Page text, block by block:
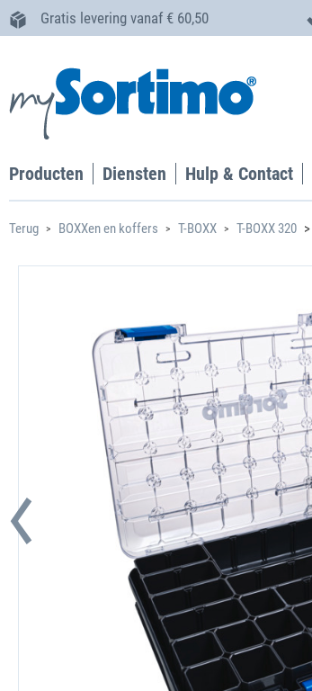
Gratis levering vanaf € 60,50
Producten Diensten Hulp & Contact
Terug BOXXen en koffers T-BOXX T-BOXX 320